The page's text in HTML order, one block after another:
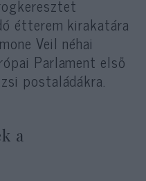
étterem kirakatára
Veil néhai
Parlament első
postaládákra.
a